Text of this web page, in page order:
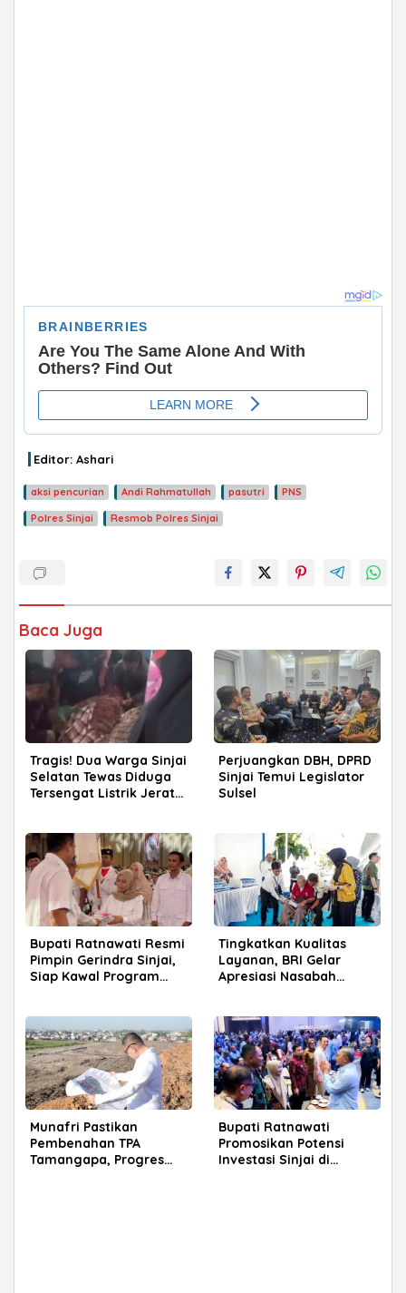
Editor: Ashari
aksi pencurian Andi Rahmatullah pasutri PNS
Polres Sinjai Resmob Polres Sinjai
Baca Juga
Tragis! Dua Warga Sinjai
Selatan Tewas Diduga
Tersengat Listrik Jerat
Perjuangkan DBH, DPRD
Sinjai Temui Legislator
Sulsel
Bupati Ratnawati Resmi
Pimpin Gerindra Sinjai,
Siap Kawal Program
Tingkatkan Kualitas
Layanan, BRI Gelar
Apresiasi Nasabah
Munafri Pastikan
Pembenahan TPA
Tamangapa, Progres
Bupati Ratnawati
Promosikan Potensi
Investasi Sinjai di